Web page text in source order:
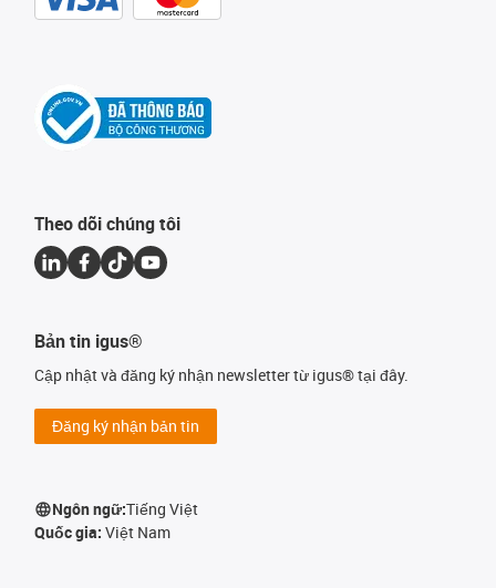
Theo dõi chúng tôi
Bản tin igus®
Cập nhật và đăng ký nhận newsletter từ igus® tại đây.
Đăng ký nhận bản tin
Ngôn ngữ:Tiếng Việt
Quốc gia: Việt Nam